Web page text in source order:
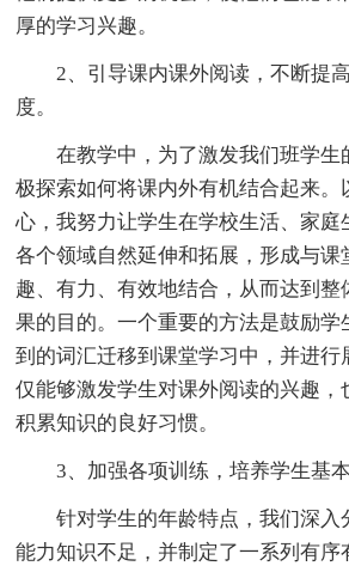
厚的学习兴趣。
2、引导课内课外阅读，不断提
度。
在教学中，为了激发我们班学生
极探索如何将课内外有机结合起来。
心，我努力让学生在学校生活、家庭
各个领域自然延伸和拓展，形成与课
趣、有力、有效地结合，从而达到整
果的目的。一个重要的方法是鼓励学
到的词汇迁移到课堂学习中，并进行
仅能够激发学生对课外阅读的兴趣，
积累知识的良好习惯。
3、加强各项训练，培养学生基本
针对学生的年龄特点，我们深入
能力知识不足，并制定了一系列有序